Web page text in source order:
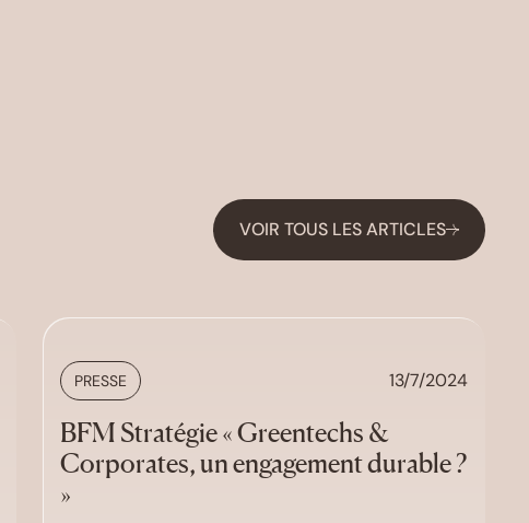
VOIR TOUS LES ARTICLES
PRESSE 13/7/2024
BFM Stratégie « Greentechs &
Corporates, un engagement durable ?
»